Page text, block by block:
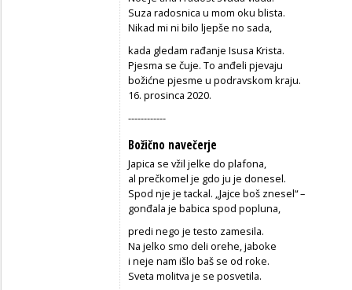
Suza radosnica u mom oku blista.
Nikad mi ni bilo ljepše no sada,
kada gledam rađanje Isusa Krista.
Pjesma se čuje. To anđeli pjevaju
božićne pjesme u podravskom kraju.
16. prosinca 2020.
------------
Božično navečerje
Japica se vžil jelke do plafona,
al prečkomel je gdo ju je donesel.
Spod nje je tackal. „Jajce boš znesel“ –
gonđala je babica spod popluna,
predi nego je testo zamesila.
Na jelko smo deli orehe, jaboke
i neje nam išlo baš se od roke.
Sveta molitva je se posvetila.